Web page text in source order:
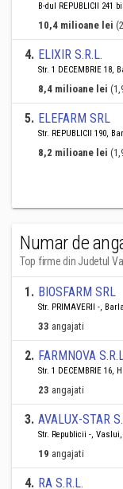
B-dul REPUBLICII 241
10,4 milioane lei
4. ELIXIR S.R.L.
Str. 1 DECEMBRIE 18,
8,4 milioane lei
5. ELEFARM SRL
Str. REPUBLICII 190,
8,2 milioane lei
Numar de
Top firme din Judetul
1. BIOSFARM SRL
Str. PRIMAVERII -,
33 angajati
2. FARMNOVA
Str. 1 DECEMBRIE 16,
23 angajati
3. AVALUX-STAR
Str. Republicii -,
19 angajati
4. RA S.R.L.